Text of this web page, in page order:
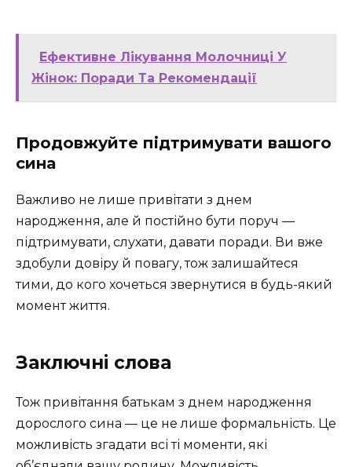
Ефективне Лікування Молочниці У
Жінок: Поради Та Рекомендації
Продовжуйте підтримувати вашого
сина
Важливо не лише привітати з днем
народження, але й постійно бути поруч —
підтримувати, слухати, давати поради. Ви вже
здобули довіру й повагу, тож залишайтеся
тими, до кого хочеться звернутися в будь-який
момент життя.
Заключні слова
Тож привітання батькам з днем народження
дорослого сина — це не лише формальність. Це
можливість згадати всі ті моменти, які